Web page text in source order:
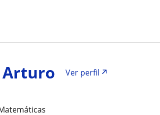
Arturo
Ver perfil